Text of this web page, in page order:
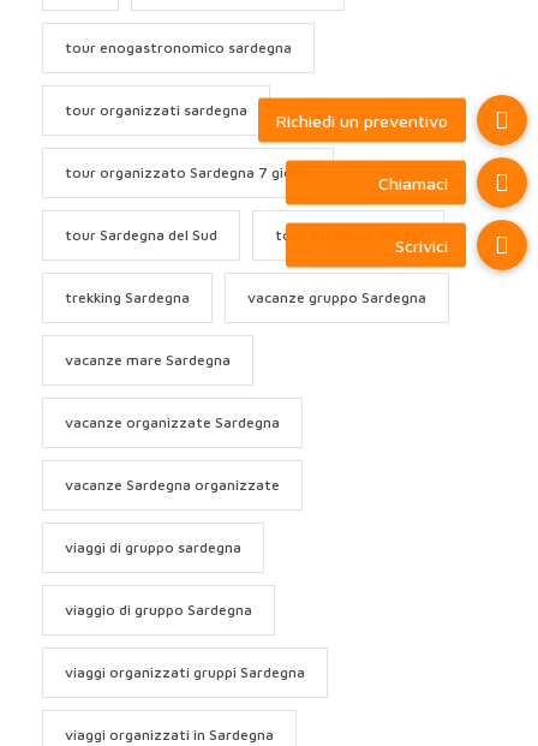
tour enogastronomico sardegna
tour organizzati sardegna
tour organizzato Sardegna 7 giorni
tour Sardegna del Sud tour Sardegna prezzi
trekking Sardegna vacanze gruppo Sardegna
vacanze mare Sardegna
vacanze organizzate Sardegna
vacanze Sardegna organizzate
viaggi di gruppo sardegna
viaggio di gruppo Sardegna
viaggi organizzati gruppi Sardegna
viaggi organizzati in Sardegna